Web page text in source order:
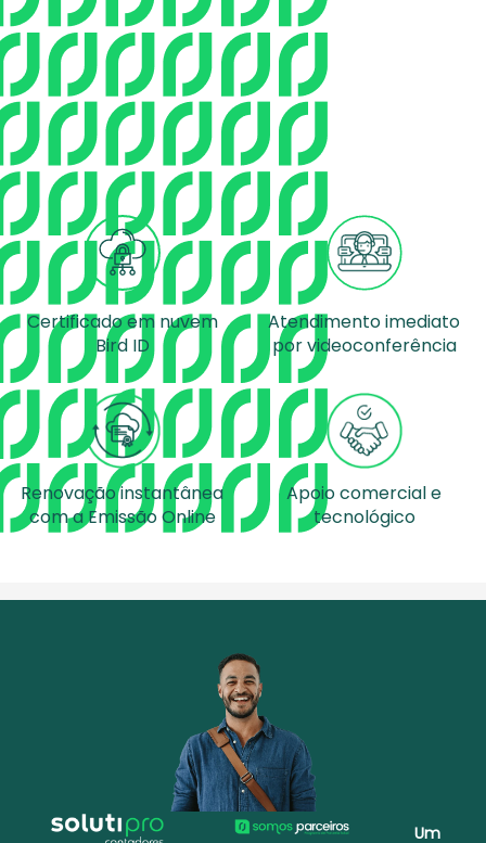
Certificado em nuvem
Bird ID
Atendimento imediato
por videoconferência
Renovação instantânea
com a Emissão Online
Apoio comercial e
tecnológico
Um